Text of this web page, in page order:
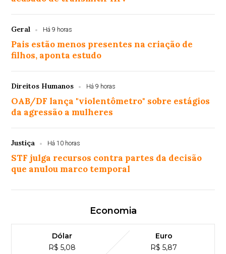
Geral Há 9 horas
Pais estão menos presentes na criação de
filhos, aponta estudo
Direitos Humanos Há 9 horas
OAB/DF lança "violentômetro" sobre estágios
da agressão a mulheres
Justiça Há 10 horas
STF julga recursos contra partes da decisão
que anulou marco temporal
Economia
Dólar
R$ 5,08
Euro
R$ 5,87